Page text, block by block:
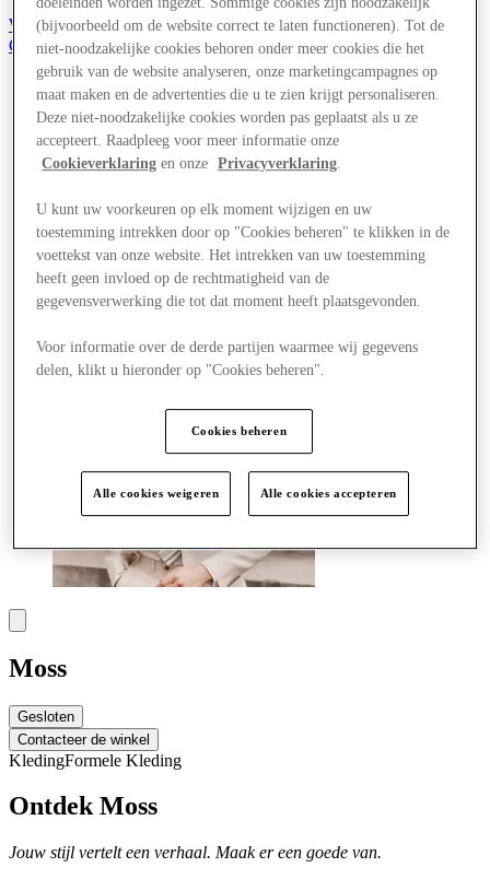
Word lid van de Club
Gered,
nl
Winkels
Aanbiedingen
Plan je bezoek
Wat is er aan
Cadeaubonnen
Diensten
Hoe was je dag?
Meer
Moss
Gesloten
Contacteer de winkel
KledingFormele Kleding
Ontdek Moss
Jouw stijl vertelt een verhaal. Maak er een goede van.
(bijvoorbeeld om de website correct te laten functioneren). Tot de
niet-noodzakelijke cookies behoren onder meer cookies die het
gebruik van de website analyseren, onze marketingcampagnes op
maat maken en de advertenties die u te zien krijgt personaliseren.
Deze niet-noodzakelijke cookies worden pas geplaatst als u ze
accepteert. Raadpleeg voor meer informatie onze
Cookieverklaring en onze Privacyverklaring.
U kunt uw voorkeuren op elk moment wijzigen en uw
toestemming intrekken door op "Cookies beheren" te klikken in de
voettekst van onze website. Het intrekken van uw toestemming
heeft geen invloed op de rechtmatigheid van de
gegevensverwerking die tot dat moment heeft plaatsgevonden.
Voor informatie over de derde partijen waarmee wij gegevens
delen, klikt u hieronder op "Cookies beheren".
Cookies beheren
Alle cookies weigeren Alle cookies accepteren